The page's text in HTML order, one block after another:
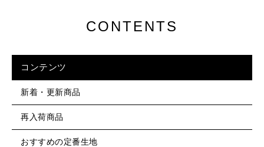
CONTENTS
コンテンツ
新着・更新商品
再入荷商品
おすすめの定番生地